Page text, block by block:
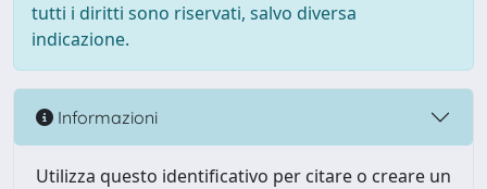
tutti i diritti sono riservati, salvo diversa
indicazione.
Informazioni
Utilizza questo identificativo per citare o creare un